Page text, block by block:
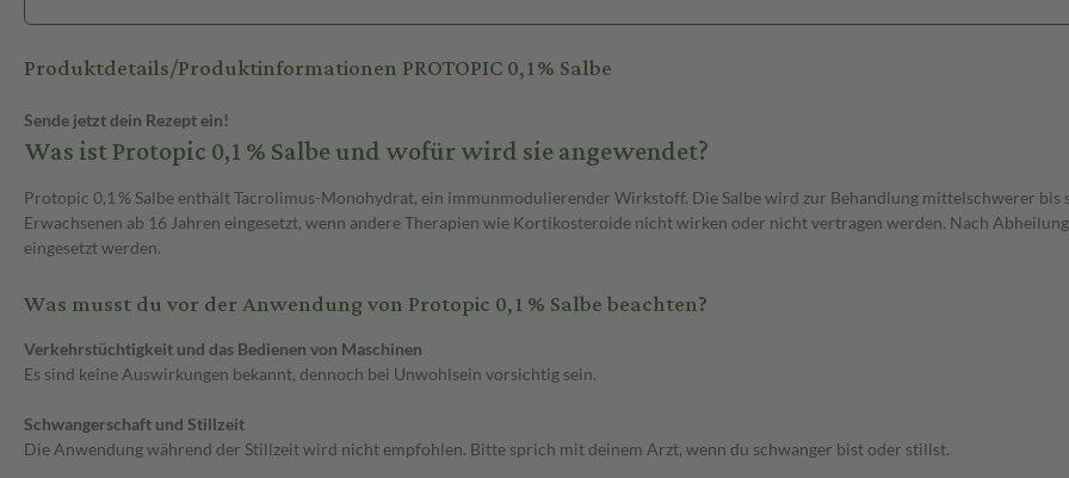
Produktdetails/Produktinformationen PROTOPIC 0,1% Salbe
Sende jetzt dein Rezept ein!
Was ist Protopic 0,1 % Salbe und wofür wird sie angewendet?
Protopic 0,1 % Salbe enthält Tacrolimus-Monohydrat, ein immunmodulierender Wirkstoff. Die Salbe wird zur Behandlung mittelschwerer bis
Erwachsenen ab 16 Jahren eingesetzt, wenn andere Therapien wie Kortikosteroide nicht wirken oder nicht vertragen werden. Nach
eingesetzt werden.
Was musst du vor der Anwendung von Protopic 0,1 % Salbe beachten?
Verkehrstüchtigkeit und das Bedienen von Maschinen
Es sind keine Auswirkungen bekannt, dennoch bei Unwohlsein vorsichtig sein.
Schwangerschaft und Stillzeit
Die Anwendung während der Stillzeit wird nicht empfohlen. Bitte sprich mit deinem Arzt, wenn du schwanger bist oder stillst.